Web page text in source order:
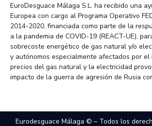
EuroDesguace Málaga S.L. ha recibido una
Europea con cargo al Programa Operativo
2014-2020, financiada como parte de la
a la pandemia de COVID-19 (REACT-UE),
sobrecoste energético de gas natural y/o
y autónomos especialmente afectados por el
precios del gas natural y la electricidad
impacto de la guerra de agresión de Rusia
Eurodesguace Málaga © – Todos los